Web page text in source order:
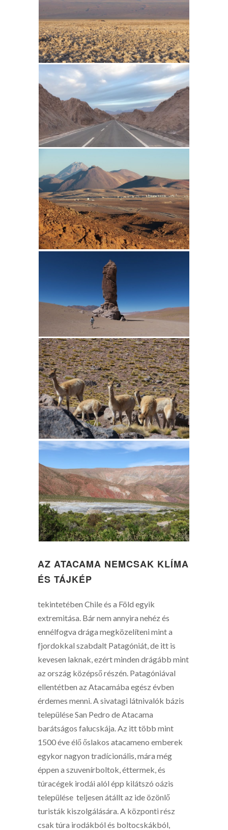
AZ ATACAMA NEMCSAK KLÍMA
ÉS TÁJKÉP
tekintetében Chile és a Föld egyik
extremitása. Bár nem annyira nehéz és
ennélfogva drága megközelíteni mint a
fjordokkal szabdalt Patagóniát, de itt is
kevesen laknak, ezért minden drágább mint
az ország középső részén. Patagóniával
ellentétben az Atacamába egész évben
érdemes menni. A sivatagi látnivalók bázis
települése San Pedro de Atacama
barátságos falucskája. Az itt több mint
1500 éve élő őslakos atacameno emberek
egykor nagyon tradícionális, mára még
éppen a szuvenírboltok, éttermek, és
túracégek irodái alól épp kilátszó oázis
települése teljesen átállt az ide özönlő
turisták kiszolgálására. A központi rész
csak túra irodákból és boltocskákból,